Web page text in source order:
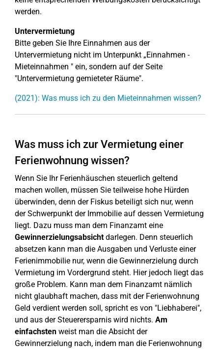
werden.
Untervermietung
Bitte geben Sie Ihre Einnahmen aus der
Untervermietung nicht im Unterpunkt „Einnahmen -
Mieteinnahmen " ein, sondern auf der Seite
"Untervermietung gemieteter Räume".
(2021): Was muss ich zu den Mieteinnahmen wissen?
Was muss ich zur Vermietung einer
Ferienwohnung wissen?
Wenn Sie Ihr Ferienhäuschen steuerlich geltend
machen wollen, müssen Sie teilweise hohe Hürden
überwinden, denn der Fiskus beteiligt sich nur, wenn
der Schwerpunkt der Immobilie auf dessen Vermietung
liegt. Dazu muss man dem Finanzamt eine
Gewinnerzielungsabsichtdarlegen. Denn steuerlich
absetzen kann man die Ausgaben und Verluste einer
Ferienimmobilie nur, wenn die Gewinnerzielung durch
Vermietung im Vordergrund steht. Hier jedoch liegt das
große Problem. Kann man dem Finanzamt nämlich
nicht glaubhaft machen, dass mit der Ferienwohnung
Geld verdient werden soll, spricht es von "Liebhaberei",
und aus der Steuerersparnis wird nichts. Am
einfachsten weist man die Absicht der
Gewinnerzielung nach, indem man die Ferienwohnung